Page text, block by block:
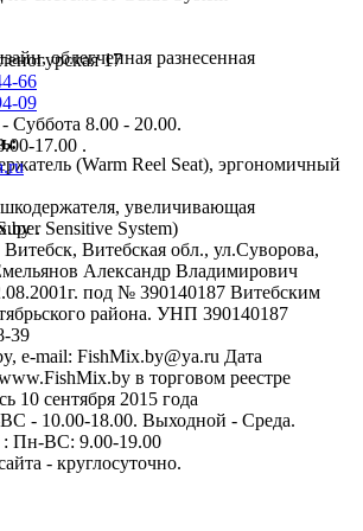
облегченная разнесенная
(Warm Reel Seat), эргономичный
увеличивающая
Sensitive System)
17
66
09
Суббота 8.00 - 20.00.
17.00 .
.
Витебск, Витебская обл., ул.Суворова,
Александр Владимирович
под № 390140187 Витебским
района. УНП 390140187
39
e-mail: FishMix.by@ya.ru Дата
в торговом реестре
10 сентября 2015 года
- 10.00-18.00. Выходной - Среда.
Пн-ВС: 9.00-19.00
- круглосуточно.